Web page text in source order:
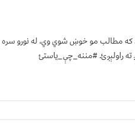
که مطالب مو خوښ شوي وي، له نورو
راولېږئ. #مننه_چې_یاستئ